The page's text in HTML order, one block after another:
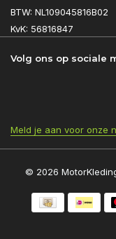
BTW: NL109045816B02
KvK: 56816847
Volg ons op sociale
Meld je aan voor onze
© 2026